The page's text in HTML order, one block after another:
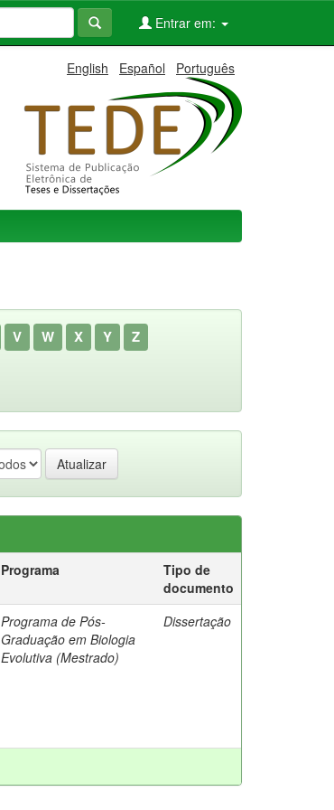
Entrar em:
English Español Português
V W X Y Z
Programa
Tipo de
documento
Programa de Pós-
Graduação em Biologia
Evolutiva (Mestrado)
Dissertação